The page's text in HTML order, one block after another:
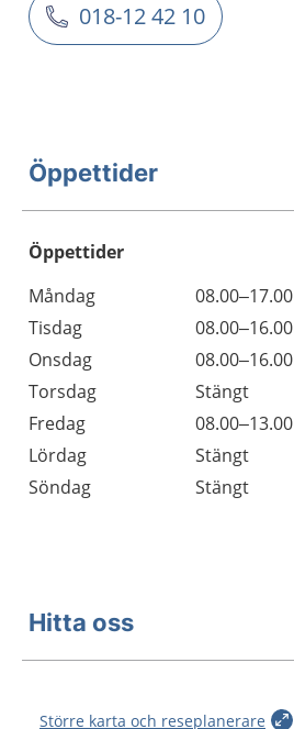
018-12 42 10
Öppettider
Öppettider
Dag
Öppettider
Kommentarer
Måndag
08.00–17.00
Tisdag
08.00–16.00
Onsdag
08.00–16.00
Torsdag
Stängt
Fredag
08.00–13.00
Lördag
Stängt
Söndag
Stängt
Hitta oss
Större karta och reseplanerare